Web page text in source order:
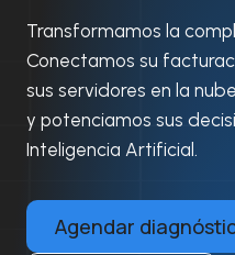
Transformamos la
Conectamos su
sus servidores en la nube
y potenciamos sus
Inteligencia Artificial.
Agendar